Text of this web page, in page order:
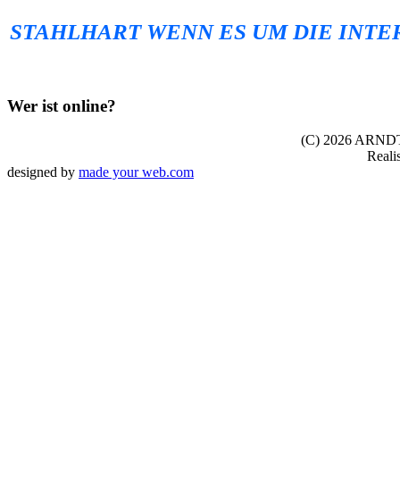
STAHLHART WENN ES UM DIE
Wer ist online?
(C) 2026
designed by made your web.com